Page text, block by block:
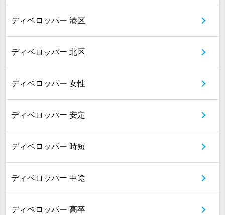
ディベロッパー 港区
ディベロッパー 北区
ディベロッパー 女性
ディベロッパー 安定
ディベロッパー 時短
ディベロッパー 中途
ディベロッパー 高卒